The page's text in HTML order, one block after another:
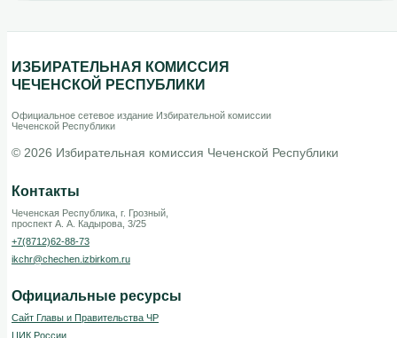
ИЗБИРАТЕЛЬНАЯ КОМИССИЯ
ЧЕЧЕНСКОЙ РЕСПУБЛИКИ
Официальное сетевое издание Избирательной комиссии
Чеченской Республики
© 2026 Избирательная комиссия Чеченской Республики
Контакты
Чеченская Республика, г. Грозный,
проспект А. А. Кадырова, 3/25
+7(8712)62-88-73
ikchr@chechen.izbirkom.ru
Официальные ресурсы
Сайт Главы и Правительства ЧР
ЦИК России